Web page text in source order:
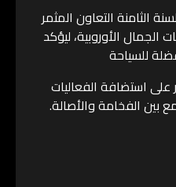
الثامنة التعاون المثمر
الأوروبية، ليؤكد
للسياحة
على استضافة الفعاليات
بين الفخامة والأصالة.